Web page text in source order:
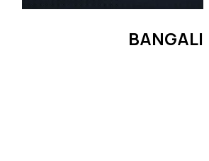
BANGALI